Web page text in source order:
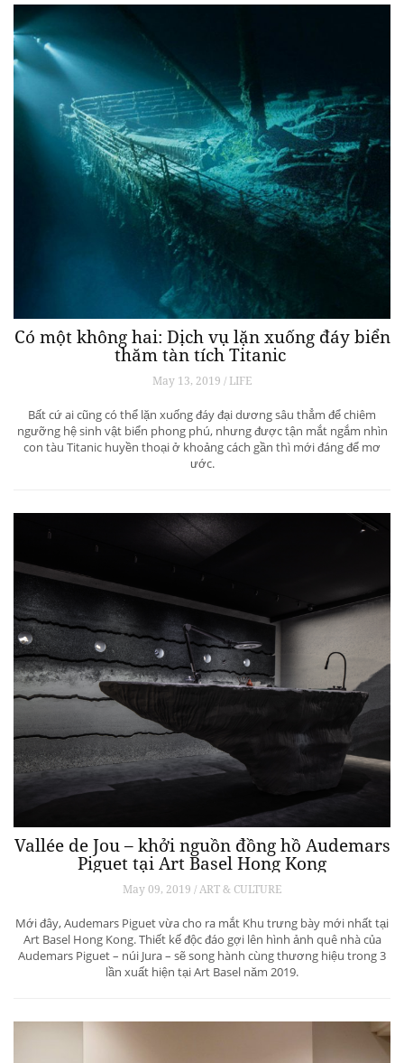
Có một không hai: Dịch vụ lặn xuống đáy biển
thăm tàn tích Titanic
May 13, 2019 / LIFE
Bất cứ ai cũng có thể lặn xuống đáy đại dương sâu thẳm để chiêm
ngưỡng hệ sinh vật biển phong phú, nhưng được tận mắt ngắm nhìn
con tàu Titanic huyền thoại ở khoảng cách gần thì mới đáng để mơ
ước.
Vallée de Jou – khởi nguồn đồng hồ Audemars
Piguet tại Art Basel Hong Kong
May 09, 2019 / ART & CULTURE
Mới đây, Audemars Piguet vừa cho ra mắt Khu trưng bày mới nhất tại
Art Basel Hong Kong. Thiết kế độc đáo gợi lên hình ảnh quê nhà của
Audemars Piguet – núi Jura – sẽ song hành cùng thương hiệu trong 3
lần xuất hiện tại Art Basel năm 2019.